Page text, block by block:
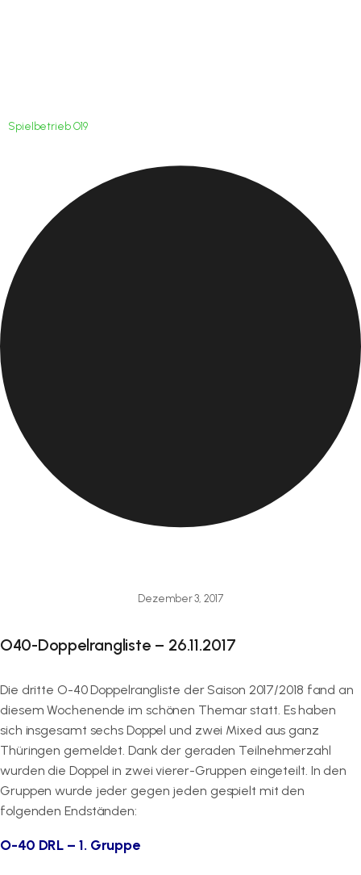
Spielbetrieb O19
Dezember 3, 2017
O40-Doppelrangliste – 26.11.2017
Die dritte O-40 Doppelrangliste der Saison 2017/2018 fand an
diesem Wochenende im schönen Themar statt. Es haben
sich insgesamt sechs Doppel und zwei Mixed aus ganz
Thüringen gemeldet. Dank der geraden Teilnehmerzahl
wurden die Doppel in zwei vierer-Gruppen eingeteilt. In den
Gruppen wurde jeder gegen jeden gespielt mit den
folgenden Endständen:
O-40 DRL – 1. Gruppe